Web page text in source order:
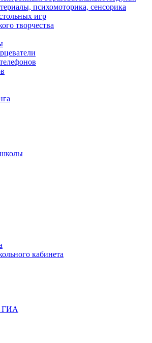
психомоторика, сенсорика
игр
творчества
кабинета
ГИА